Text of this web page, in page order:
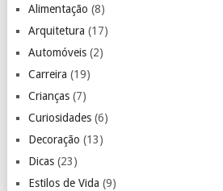
Alimentação (8)
Arquitetura (17)
Automóveis(2)
Carreira (19)
Crianças(7)
Curiosidades(6)
Decoração (13)
Dicas(23)
Estilos de Vida (9)